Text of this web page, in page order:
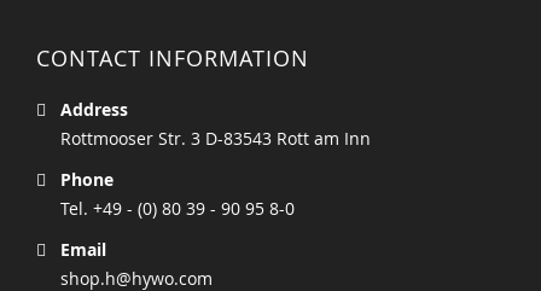
CONTACT INFORMATION
Address
Rottmooser Str. 3 D-83543 Rott am Inn
Phone
Tel. +49 - (0) 80 39 - 90 95 8-0
Email
shop.h@hywo.com